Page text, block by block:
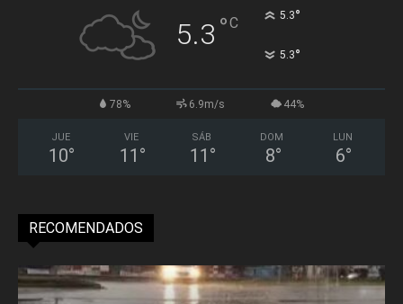
5.3 °C 5.3°
5.3°
78% 6.9m/s 44%
JUE
10°
VIE
11 °
SÁB
11 °
DOM
8°
LUN
6°
RECOMENDADOS